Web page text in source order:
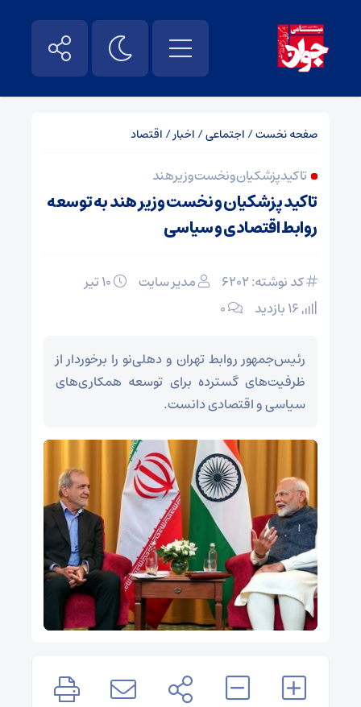
صفحه نخست/ اجتماعی/ اخبار/ اقتصاد
تاکید پزشکیان و نخست وزیر هند
تاکید پزشکیان و نخست وزیر هند به توسعه
روابط اقتصادی و سیاسی
کد نوشته: 6202 مدیر سایت
۰
رئیس‌جمهور روابط تهران و دهلی‌نو را برخوردار از
ظرفیت‌های گسترده برای توسعه همکاری‌های
سیاسی و اقتصادی دانست.